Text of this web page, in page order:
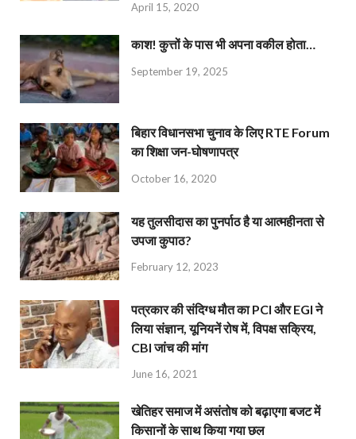
April 15, 2020
काश! कुत्तों के पास भी अपना वकील होता…
September 19, 2025
बिहार विधानसभा चुनाव के लिए RTE Forum
का शिक्षा जन-घोषणापत्र
October 16, 2020
यह तुलसीदास का पुनर्पाठ है या आत्महीनता से
उपजा कुपाठ?
February 12, 2023
पत्रकार की संदिग्ध मौत का PCI और EGI ने
लिया संज्ञान, यूनियनें रोष में, विपक्ष सक्रिय,
CBI जांच की मांग
June 16, 2021
खेतिहर समाज में असंतोष को बढ़ाएगा बजट में
किसानों के साथ किया गया छल